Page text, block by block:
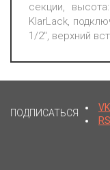
секции,
KlarLack,
1/2", верхний
ПОДПИСАТЬСЯ